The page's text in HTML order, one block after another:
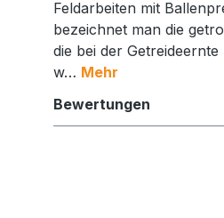
Feldarbeiten mit
bezeichnet man die
die bei der
w… Mehr
Bewertungen